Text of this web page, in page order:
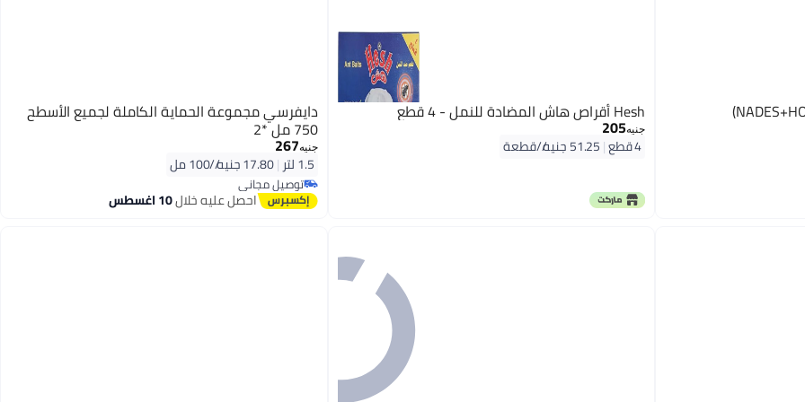
Hesh أقراص هاش المضادة للنمل - 4 قطع
جنيه205
4 قطع |
دايفرسي مجموعة الحماية الكاملة لجميع الأسطح
750 مل *2
جنيه267
1.5 لتر |17.80 جنيه/⁨/100 مل⁩
توصيل مجاني
توصيل مجانياحصل عليه خلال10 اغسطس